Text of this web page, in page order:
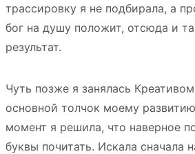
трассировку я не подбирала, а
бог на душу положит, отсюда и
результат.
Чуть позже я занялась
основной толчок моему
момент я решила, что наверное
буквы почитать. Искала сначала